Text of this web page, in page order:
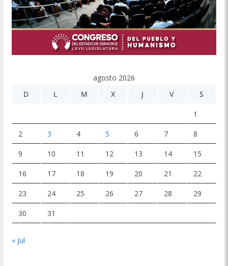
agosto 2026
D
L M X J V S
1
2 3 4 5 6 7 8
9 10 11 12 13 14 15
16 17 18 19 20 21 22
23 24 25 26 27 28 29
30 31
« Jul